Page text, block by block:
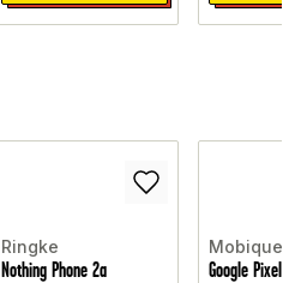
Ringke
Nothing Phone 2a
Mobique
Google Pixel 9